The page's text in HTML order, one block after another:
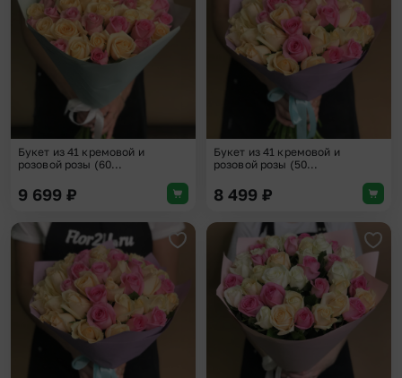
Букет из 41 кремовой и
розовой розы (60...
9 699 ₽
Букет из 41 кремовой и
розовой розы (50...
8 499 ₽
Добавить в избранное